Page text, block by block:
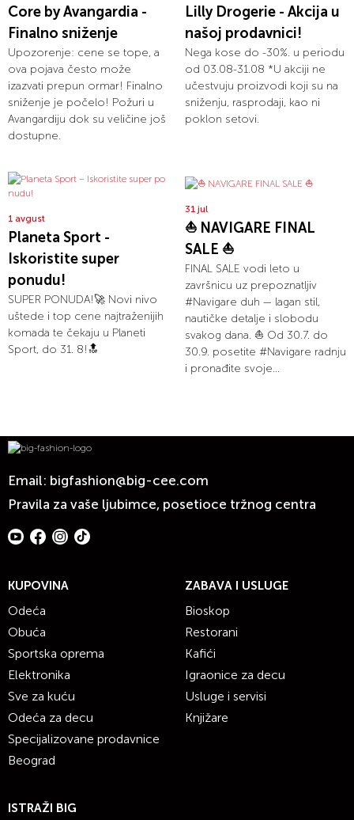
Core by Avangardia -
Finalno sniženje
Upozorenje: cene se tope, a
ova pojava često može
izazvati prepun ormar! Finalno
sniženje je počelo! Požuri u
Avangardiju dok su veličine još
dostupne.
Lilly Drogerie - Akcija u
našoj prodavnici!
Nega kose do -30%. u periodu
od 03.08-31.08 *U akciji ne
učestvuju proizvodi koji su na
sniženju, rasprodaji, kao ni
poklon setovi.
1 avgust
Planeta Sport -
Iskoristite super
ponudu!
SUPER PONUDA!🚀 Novi nivo
uštede i top cene najtraženijih
komada te čekaju u Planeti
Sport, do 31. 8!🔝
31 jul
⛵ NAVIGARE FINAL
SALE ⛵
FINAL SALE vodi leto u
završnicu uz prepoznatljiv
#Navigare duh — lagan stil,
nautičke detalje i slobodu
svakog dana. ⛵ Od 30.7. do
30.9. posetite #Navigare radnju
i pronađite svoje...
Email: bigfashion@big-cee.com
Pravila za vaše ljubimce, posetioce tržnog centra
KUPOVINA
Odeća
Obuća
Sportska oprema
Elektronika
Sve za kuću
Odeća za decu
Specijalizovane prodavnice
Beograd
ZABAVA I USLUGE
Bioskop
Restorani
Kafići
Igraonice za decu
Usluge i servisi
Knjižare
ISTRAŽI BIG